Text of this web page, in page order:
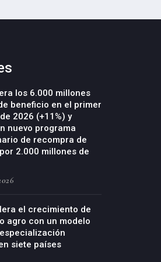
los 6.000 millones
beneficio en el primer
2026 (+11%) y
nuevo programa
de recompra de
2.000 millones de
el crecimiento de
agro con un modelo
siete países